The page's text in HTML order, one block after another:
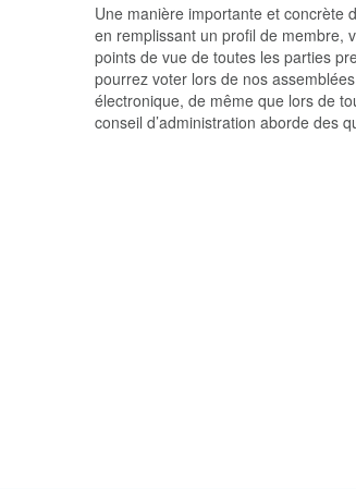
Une manière importante et concrète
en remplissant un profil de membre,
points de vue de toutes les parties
pourrez voter lors de nos
électronique, de même que lors de
conseil d’administration aborde des